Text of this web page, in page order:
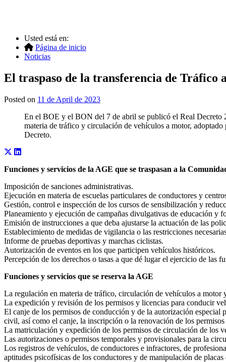
Usted está en:
Página de inicio
Noticias
El traspaso de la transferencia de
Posted on 11 de April de 2023
En el BOE y el BON del 7 de abril se publicó el Real Decreto
materia de tráfico y circulación de vehículos a motor,
Decreto.
Funciones y servicios de la AGE que se traspasan a la
Imposición de sanciones administrativas.
Ejecución en materia de escuelas particulares de conductores y
Gestión, control e inspección de los cursos de sensibilización y
Planeamiento y ejecución de campañas divulgativas de educación y
Emisión de instrucciones a que deba ajustarse la actuación de las
Establecimiento de medidas de vigilancia o las restricciones
Informe de pruebas deportivas y marchas ciclistas.
Autorización de eventos en los que participen vehículos históricos.
Percepción de los derechos o tasas a que dé lugar el ejercicio de las
Funciones y servicios que se reserva la AGE
La regulación en materia de tráfico, circulación de vehículos a motor
La expedición y revisión de los permisos y licencias para conducir
El canje de los permisos de conducción y de la autorización
civil, así como el canje, la inscripción o la renovación de los
La matriculación y expedición de los permisos de circulación de los
Las autorizaciones o permisos temporales y provisionales para la
Los registros de vehículos, de conductores e infractores, de
aptitudes psicofísicas de los conductores y de manipulación de placas